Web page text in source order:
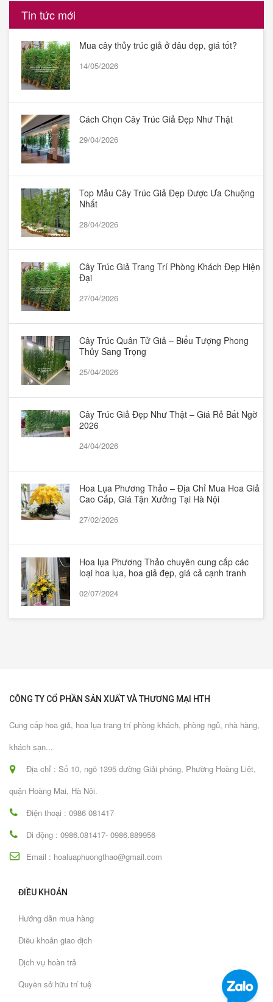
Tin tức mới
Mua cây thủy trúc giả ở đâu đẹp, giá tốt?
14/05/2026
Cách Chọn Cây Trúc Giả Đẹp Như Thật
29/04/2026
Top Mẫu Cây Trúc Giả Đẹp Được Ưa Chuộng
Nhất
28/04/2026
Cây Trúc Giả Trang Trí Phòng Khách Đẹp Hiện
Đại
27/04/2026
Cây Trúc Quân Tử Giả – Biểu Tượng Phong
Thủy Sang Trọng
25/04/2026
Cây Trúc Giả Đẹp Như Thật – Giá Rẻ Bất Ngờ
2026
24/04/2026
Hoa Lụa Phương Thảo – Địa Chỉ Mua Hoa Giả
Cao Cấp, Giá Tận Xưởng Tại Hà Nội
27/02/2026
Hoa lụa Phương Thảo chuyên cung cấp các
loại hoa lụa, hoa giả đẹp, giá cả cạnh tranh
02/07/2024
CÔNG TY CỔ PHẦN SẢN XUẤT VÀ THƯƠNG MẠI HTH
Cung cấp hoa giả, hoa lụa trang trí phòng khách, phòng ngủ, nhà hàng,
khách sạn...
Địa chỉ : Số 10, ngõ 1395 đường Giải phóng, Phường Hoàng Liệt,
quận Hoàng Mai, Hà Nội.
Điện thoại : 0986 081417
Di động : 0986.081417- 0986.889956
Email : hoaluaphuongthao@gmail.com
ĐIỀU KHOẢN
Hướng dẫn mua hàng
Điều khoản giao dịch
Dịch vụ hoàn trả
Quyền sở hữu trí tuệ